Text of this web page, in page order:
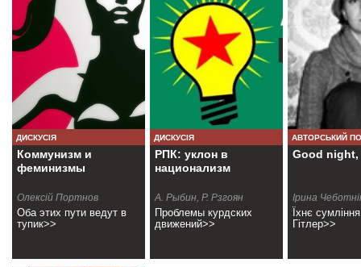
ДИСКУСІЯ
Коммунизм и
феминизмы
Олексій Портнов
Оба этих пути ведут в
тупик>>
ДИСКУСІЯ
РПК: уклон в
национализм
А. Рыбин, Р. Рзгоян
Проблемы курдских
движений>>
АВТОРСЬКИЙ
Good
Ірина
Їхнє
Гітлер>>